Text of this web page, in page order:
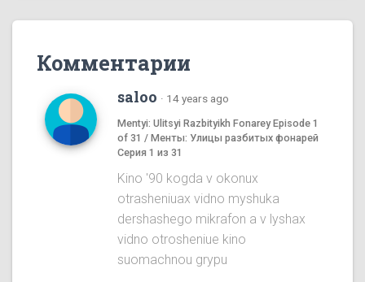
Комментарии
saloo · 14 years ago
Mentyi: Ulitsyi Razbityikh Fonarey Episode 1
of 31 / Менты: Улицы разбитых фонарей
Серия 1 из 31
Kino '90 kogda v okonux
otrasheniuax vidno myshuka
dershashego mikrafon a v lyshax
vidno otrosheniue kino
suomachnou grypu